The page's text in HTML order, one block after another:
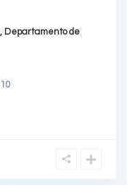
Departamento de